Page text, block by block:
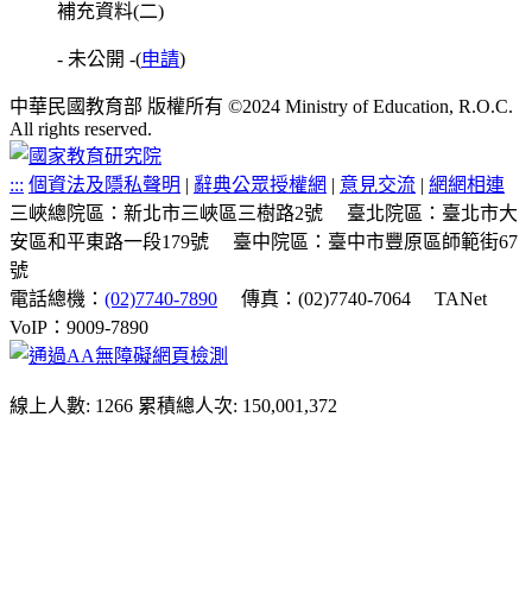
補充資料(二)
- 未公開 -(申請)
中華民國教育部 版權所有 ©2024 Ministry of Education, R.O.C.
All rights reserved.
::: 個資法及隱私聲明 | 辭典公眾授權網 | 意見交流 | 網網相連
三峽總院區：新北市三峽區三樹路2號
臺北院區：臺北市大
安區和平東路一段179號
臺中院區：臺中市豐原區師範街67
號
電話總機： (02)7740-7890 傳真：(02)7740-7064
TANet
VoIP：9009-7890
線上人數: 1266 累積總人次: 150,001,372